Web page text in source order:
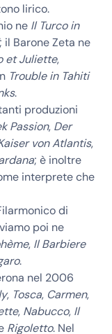
lirico.
ne Il Turco in
; il Barone Zeta ne
et Juliette,
Trouble in Tahiti
.
produzioni
Passion, Der
von Atlantis,
; è inoltre
interprete che
di
poi ne
, Il Barbiere
.
nel 2006
, Tosca, Carmen,
, Nabucco, Il
Rigoletto. Nel